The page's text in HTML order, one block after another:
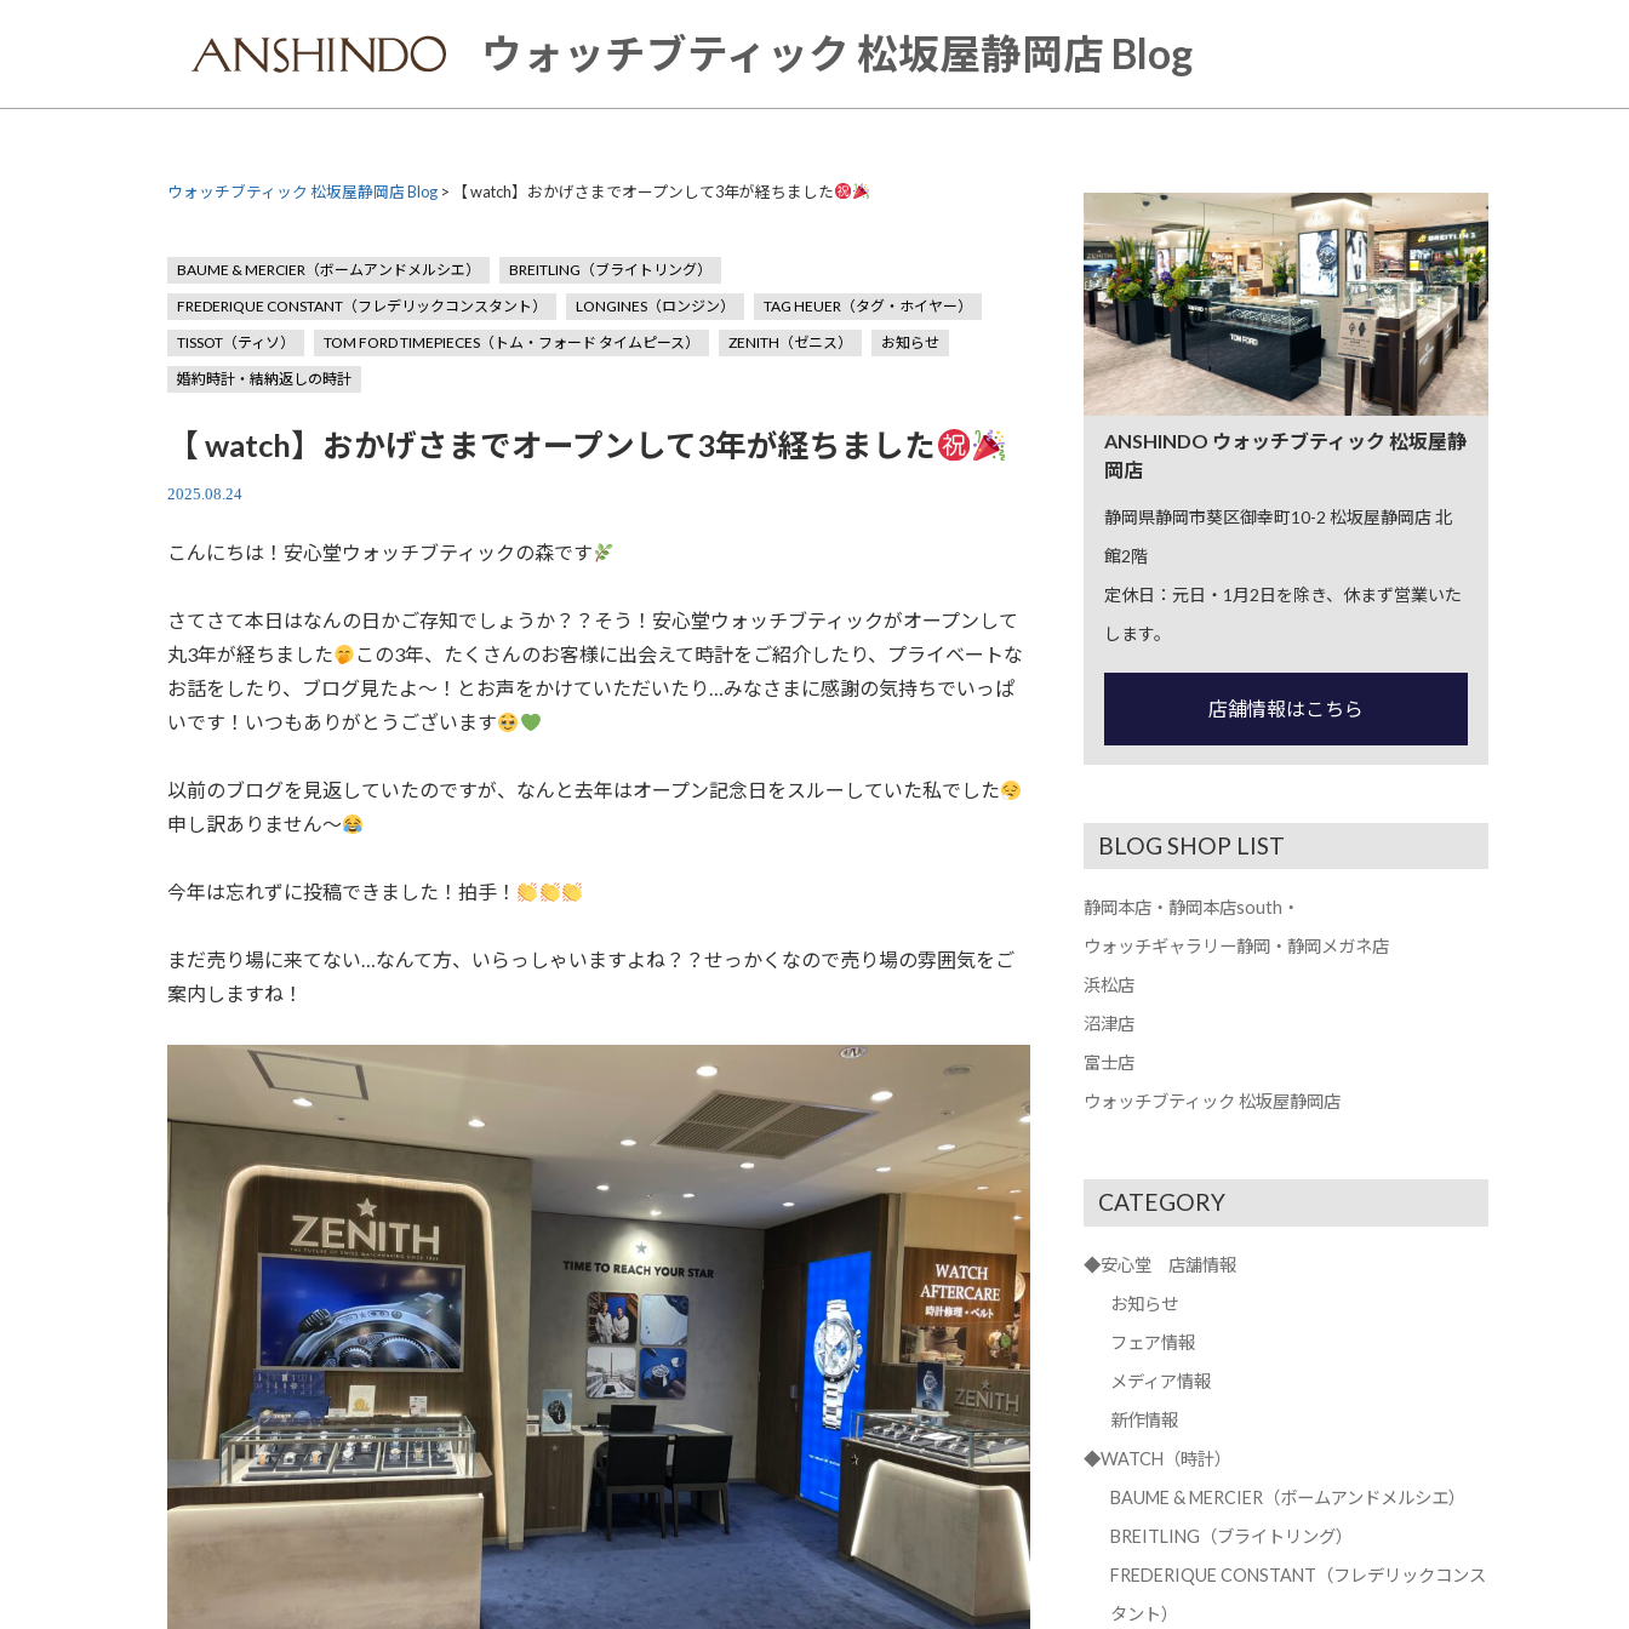
ウォッチブティック 松坂屋静岡店 Blog
ウォッチブティック 松坂屋静岡店 Blog > 【 watch】おかげさまでオープンして3年が経ちました
BAUME & MERCIER（ボームアンドメルシエ）
BREITLING（ブライトリング）
FREDERIQUE CONSTANT（フレデリックコンスタント）
LONGINES（ロンジン）
TAG HEUER（タグ・ホイヤー）
TISSOT（ティソ）
TOM FORD TIMEPIECES（トム・フォード タイムピース） ZENITH（ゼニス）
お知らせ
婚約時計・結納返しの時計
【 watch】おかげさまでオープンして3年が経ちました
2025.08.24
こんにちは！安心堂ウォッチブティックの森です
さてさて本日はなんの日かご存知でしょうか？？そう！安心堂ウォッチブティックがオープンして
丸3年が経ちました
この3年、たくさんのお客様に出会えて時計をご紹介したり、プライベートな
お話をしたり、ブログ見たよ〜！とお声をかけていただいたり…みなさまに感謝の気持ちでいっぱ
いです！いつもありがとうございます
以前のブログを見返していたのですが、なんと去年はオープン記念日をスルーしていた私でした
申し訳ありません〜
今年は忘れずに投稿できました！拍手！
まだ売り場に来てない…なんて方、いらっしゃいますよね？？せっかくなので売り場の雰囲気をご
案内しますね！
ANSHINDO ウォッチブティック 松坂屋静
岡店
静岡県静岡市葵区御幸町10-2 松坂屋静岡店 北
館2階
定休日：元日・1月2日を除き、休まず営業いた
します。
店舗情報はこちら
BLOG SHOP LIST
静岡本店・静岡本店south・
ウォッチギャラリー静岡・静岡メガネ店
浜松店
沼津店
富士店
ウォッチブティック 松坂屋静岡店
CATEGORY
◆安心堂 店舗情報
お知らせ
フェア情報
メディア情報
新作情報
◆WATCH（時計）
BAUME & MERCIER（ボームアンドメルシエ）
BREITLING（ブライトリング）
FREDERIQUE CONSTANT（フレデリックコンス
タント）